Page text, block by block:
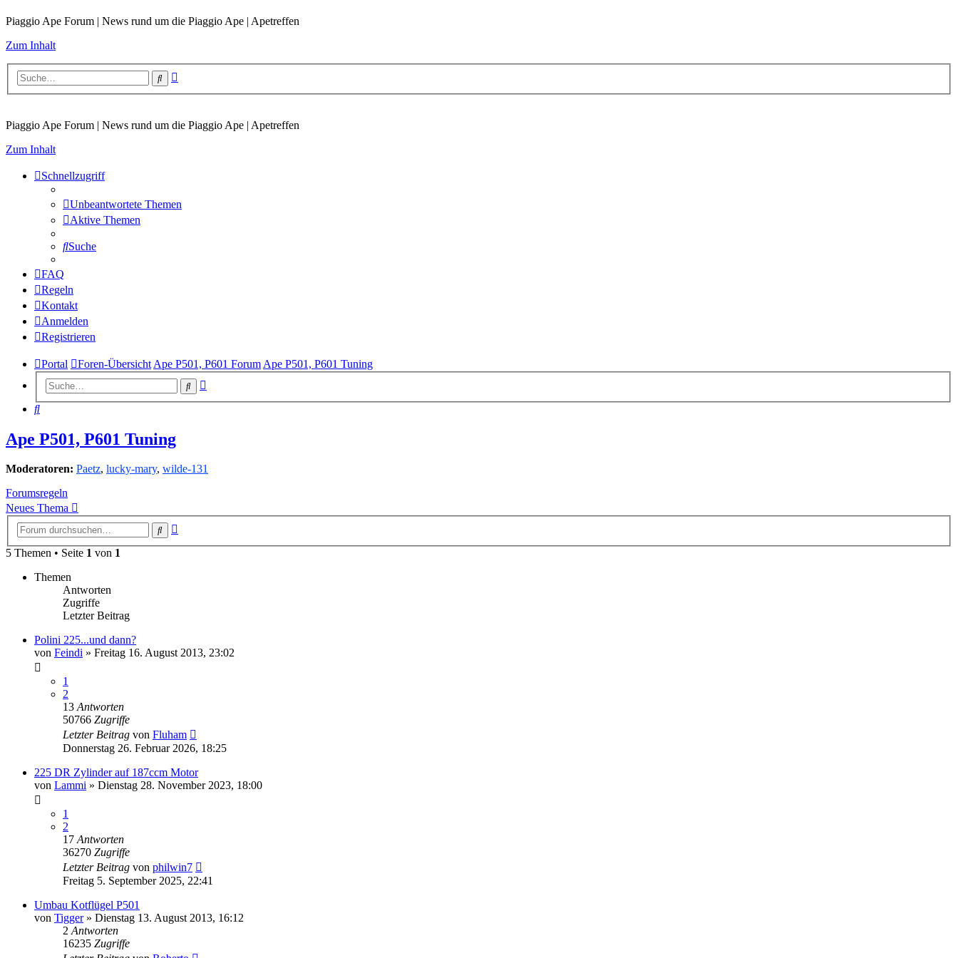
Piaggio Ape Forum | News rund um die Piaggio Ape | Apetreffen
Zum Inhalt
Suche
Piaggio Ape Forum | News rund um die Piaggio Ape | Apetreffen
Zum Inhalt
Schnellzugriff
Unbeantwortete Themen
Aktive Themen
Suche
FAQ
Regeln
Kontakt
Anmelden
Registrieren
Portal Foren-Übersicht Ape P501, P601 Forum Ape P501, P601 Tuning
Suche
Suche
Ape P501, P601 Tuning
Moderatoren: Paetz, lucky-mary, wilde-131
Forumsregeln
Neues Thema
Suche
5 Themen • Seite 1 von 1
Themen
Antworten
Zugriffe
Letzter Beitrag
Polini 225...und dann?
von Feindi » Freitag 16. August 2013, 23:02
1
2
13 Antworten
50766 Zugriffe
Letzter Beitrag von Fluham
Donnerstag 26. Februar 2026, 18:25
225 DR Zylinder auf 187ccm Motor
von Lammi » Dienstag 28. November 2023, 18:00
1
2
17 Antworten
36270 Zugriffe
Letzter Beitrag von philwin7
Freitag 5. September 2025, 22:41
Umbau Kotflügel P501
von Tigger» Dienstag 13. August 2013, 16:12
2 Antworten
16235 Zugriffe